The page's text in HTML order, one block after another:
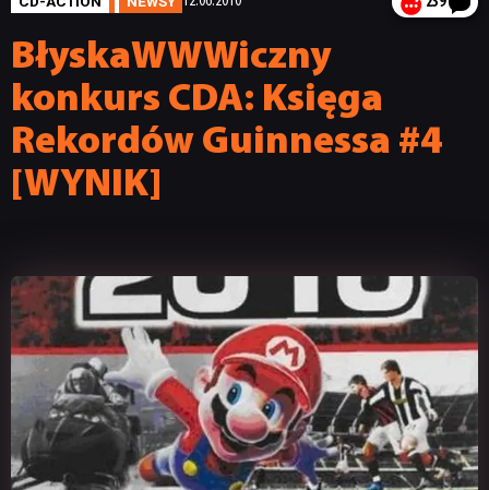
BłyskaWWWiczny
konkurs CDA: Księga
Rekordów Guinnessa #4
[WYNIK]